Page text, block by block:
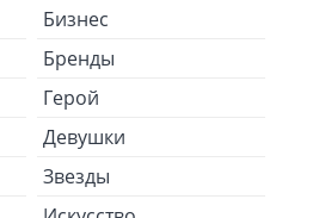
Бизнес
Бренды
Герой
Девушки
Звезды